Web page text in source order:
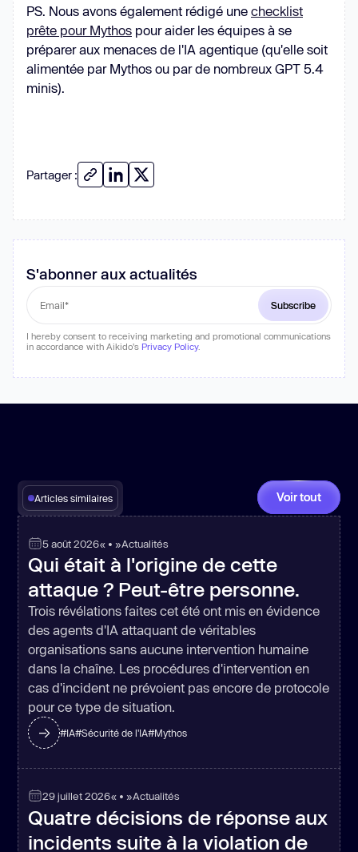
PS. Nous avons également rédigé une checklist
prête pour Mythos pour aider les équipes à se
préparer aux menaces de l'IA agentique (qu'elle soit
alimentée par Mythos ou par de nombreux GPT 5.4
minis).
Partager :
S'abonner aux actualités
I hereby consent to receiving marketing and promotional communications
in accordance with Aikido's Privacy Policy.
Articles similaires Voir tout
5 août 2026« • »Actualités
Qui était à l'origine de cette
attaque ? Peut-être personne.
Trois révélations faites cet été ont mis en évidence
des agents d'IA attaquant de véritables
organisations sans aucune intervention humaine
dans la chaîne. Les procédures d'intervention en
cas d'incident ne prévoient pas encore de protocole
pour ce type de situation.
#IA#Sécurité de l'IA#Mythos
29 juillet 2026« • »Actualités
Quatre décisions de réponse aux
incidents suite à la violation de